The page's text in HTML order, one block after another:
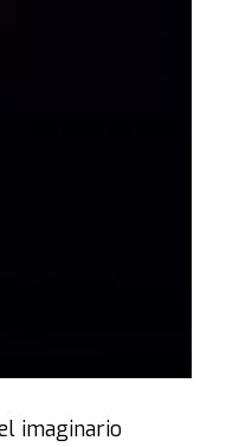
imaginario